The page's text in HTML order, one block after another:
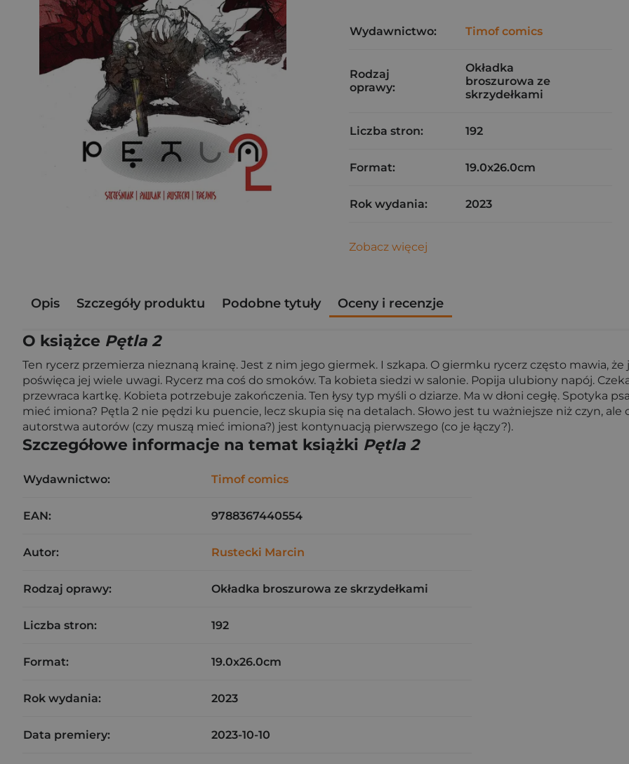
Wydawnictwo: Timof comics
Rodzaj
oprawy:
Okładka
broszurowa ze
skrzydełkami
Liczba stron: 192
Format: 19.0x26.0cm
Rok wydania: 2023
Zobacz więcej
Opis Szczegóły produktu Podobne tytuły Oceny i recenzje
O książce Pętla 2
Ten rycerz przemierza nieznaną krainę. Jest z nim jego giermek. I szkapa. O giermku rycerz często mawia,
poświęca jej wiele uwagi. Rycerz ma coś do smoków. Ta kobieta siedzi w salonie. Popija ulubiony napój.
przewraca kartkę. Kobieta potrzebuje zakończenia. Ten łysy typ myśli o dziarze. Ma w dłoni cegłę. Spotyka
mieć imiona? Pętla 2 nie pędzi ku puencie, lecz skupia się na detalach. Słowo jest tu ważniejsze niż czyn,
autorstwa autorów (czy muszą mieć imiona?) jest kontynuacją pierwszego (co je łączy?).
Szczegółowe informacje na temat książki Pętla 2
Wydawnictwo: Timof comics
EAN: 9788367440554
Autor: Rustecki Marcin
Rodzaj oprawy: Okładka broszurowa ze skrzydełkami
Liczba stron: 192
Format: 19.0x26.0cm
Rok wydania: 2023
Data premiery: 2023-10-10